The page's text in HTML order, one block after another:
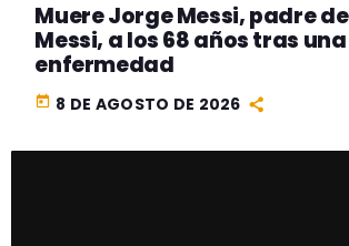
Muere Jorge Messi, padre
Messi, a los 68 años tras
enfermedad
today 8 DE AGOSTO DE 2026